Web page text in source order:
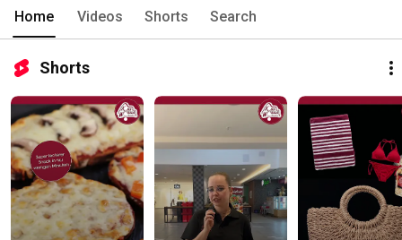
Home Videos Shorts Search
Shorts